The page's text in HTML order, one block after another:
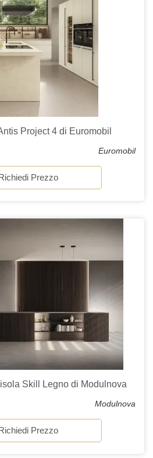
Project 4 di Euromobil
Euromobil
Richiedi Prezzo
Skill Legno di Modulnova
Modulnova
Richiedi Prezzo